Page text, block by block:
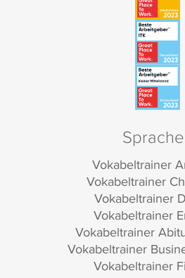
Vokabeltrainer
Vokabeltrainer
Vokabeltrainer
Vokabeltrainer
Vokabeltrainer
Vokabeltrainer
Vokabeltrainer